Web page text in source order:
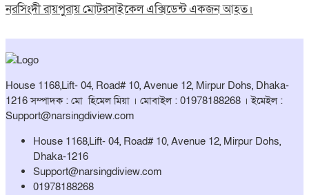
নরসিংদী রায়পুরায় মোটরসাইকেল এক্সিডেন্ট একজন আহত।
House 1168,Lift- 04, Road# 10, Avenue 12, Mirpur Dohs, Dhaka-
1216 সম্পাদক : মো হিমেল মিয়া । মোবাইল : 01978188268 । ইমেইল :
Support@narsingdiview.com
House 1168,Lift- 04, Road# 10, Avenue 12, Mirpur Dohs,
Dhaka-1216
Support@narsingdiview.com
01978188268